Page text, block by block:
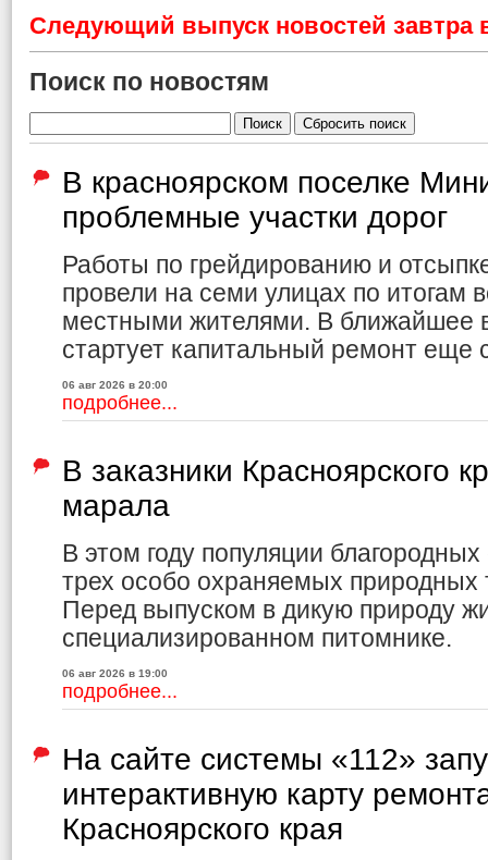
Cледующий выпуск новостей завтра
Поиск по новостям
В красноярском поселке
проблемные участки дорог
Работы по грейдированию и
провели на семи улицах по итогам
местными жителями. В ближайшее
стартует капитальный ремонт еще
06 авг 2026 в 20:00
подробнее...
В заказники Красноярского
марала
В этом году популяции
трех особо охраняемых природных
Перед выпуском в дикую природу
специализированном питомнике.
06 авг 2026 в 19:00
подробнее...
На сайте системы «112»
интерактивную карту
Красноярского края